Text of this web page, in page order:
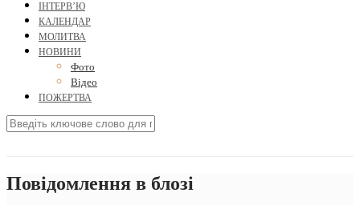
ІНТЕРВ’Ю
КАЛЕНДАР
МОЛИТВА
НОВИНИ
Фото
Відео
ПОЖЕРТВА
Повідомлення в блозі